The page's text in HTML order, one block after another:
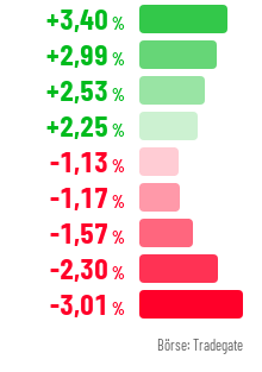
+3,40 %
+2,99 %
+2,53 %
+2,25 %
-1,13 %
-1,17 %
-1,57 %
-2,30 %
-3,01 %
Börse: Tradegate